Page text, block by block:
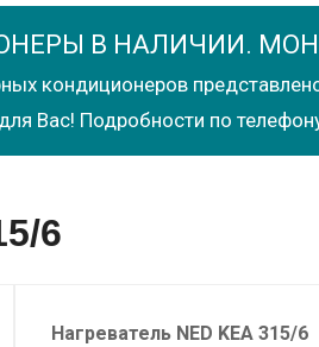
В НАЛИЧИИ.
кондиционеров
Вас! Подробности по
6
Нагреватель NED KEA 315/6